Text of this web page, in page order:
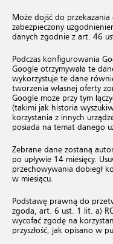
Może dojść do
zabezpieczony
danych zgodnie z art. 46
Podczas konfigurowania
Google otrzymywała te
wykorzystuje te dane
tworzenia własnej oferty
Google może przy tym
(takimi jak historia
korzystania z innych
posiada na temat danego
Zebrane dane zostaną
po upływie 14 miesięcy.
przechowywania dobiegł
w miesiącu.
Podstawę prawną do
zgoda, art. 6 ust. 1 lit. a)
wycofać zgodę na
przyszłość, jak opisano w